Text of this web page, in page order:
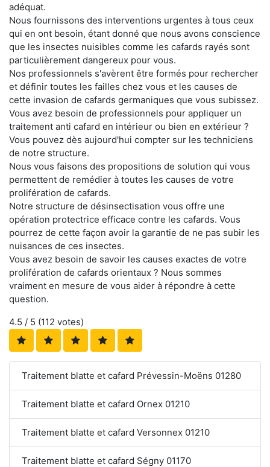
adéquat.
Nous fournissons des interventions urgentes à tous ceux
qui en ont besoin, étant donné que nous avons conscience
que les insectes nuisibles comme les cafards rayés sont
particulièrement dangereux pour vous.
Nos professionnels s'avèrent être formés pour rechercher
et définir toutes les failles chez vous et les causes de
cette invasion de cafards germaniques que vous subissez.
Vous avez besoin de professionnels pour appliquer un
traitement anti cafard en intérieur ou bien en extérieur ?
Vous pouvez dès aujourd'hui compter sur les techniciens
de notre structure.
Nous vous faisons des propositions de solution qui vous
permettent de remédier à toutes les causes de votre
prolifération de cafards.
Notre structure de désinsectisation vous offre une
opération protectrice efficace contre les cafards. Vous
pourrez de cette façon avoir la garantie de ne pas subir les
nuisances de ces insectes.
Vous avez besoin de savoir les causes exactes de votre
prolifération de cafards orientaux ? Nous sommes
vraiment en mesure de vous aider à répondre à cette
question.
4.5 / 5 (112 votes)
Traitement blatte et cafard Prévessin-Moëns 01280
Traitement blatte et cafard Ornex 01210
Traitement blatte et cafard Versonnex 01210
Traitement blatte et cafard Ségny 01170